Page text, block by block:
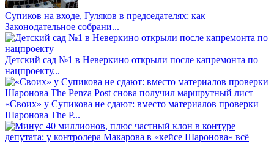
Супиков на входе, Гуляков в председателях: как
Законодательное собрани...
Детский сад №1 в Неверкино открыли после капремонта по
нацпроекту...
«Своих» у Супикова не сдают: вместо материалов проверки
Шаронова The P...